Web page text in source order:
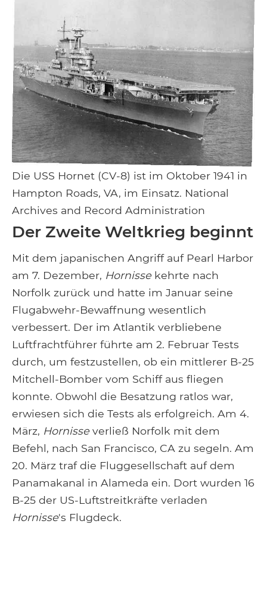
Die USS Hornet (CV-8) ist im Oktober 1941 in
Hampton Roads, VA, im Einsatz. National
Archives and Record Administration
Der Zweite Weltkrieg beginnt
Mit dem japanischen Angriff auf Pearl Harbor
am 7. Dezember, Hornisse kehrte nach
Norfolk zurück und hatte im Januar seine
Flugabwehr-Bewaffnung wesentlich
verbessert. Der im Atlantik verbliebene
Luftfrachtführer führte am 2. Februar Tests
durch, um festzustellen, ob ein mittlerer B-25
Mitchell-Bomber vom Schiff aus fliegen
konnte. Obwohl die Besatzung ratlos war,
erwiesen sich die Tests als erfolgreich. Am 4.
März, Hornisse verließ Norfolk mit dem
Befehl, nach San Francisco, CA zu segeln. Am
20. März traf die Fluggesellschaft auf dem
Panamakanal in Alameda ein. Dort wurden 16
B-25 der US-Luftstreitkräfte verladen
Hornisse's Flugdeck.